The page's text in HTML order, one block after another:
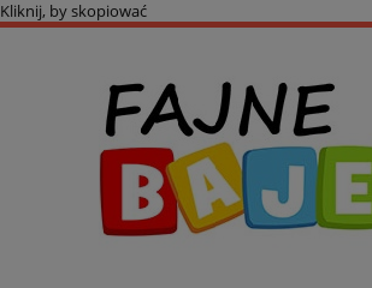
Kliknij, by skopiować